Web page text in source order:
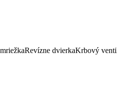
Revízne dvierkaKrbový